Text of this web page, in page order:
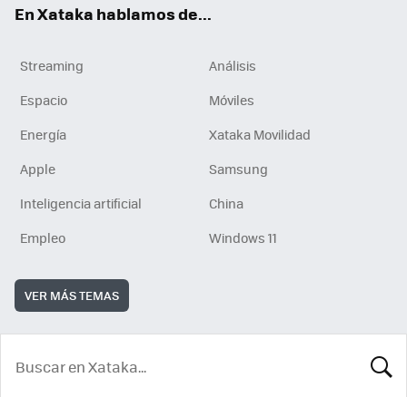
En Xataka hablamos de...
Streaming
Análisis
Espacio
Móviles
Energía
Xataka Movilidad
Apple
Samsung
Inteligencia artificial
China
Empleo
Windows 11
VER MÁS TEMAS